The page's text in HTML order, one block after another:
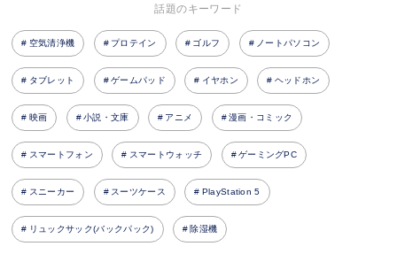
話題のキーワード
空気清浄機 プロテイン ゴルフ ノートパソコン
タブレット ゲームパッド イヤホン ヘッドホン
映画 小説・文庫 アニメ 漫画・コミック
スマートフォン スマートウォッチ ゲーミングPC
スニーカー スーツケース PlayStation 5
リュックサック(バックパック) 除湿機